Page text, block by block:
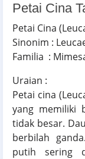
Petai Cina
Petai Cina
Sinonim :
Familia :
Uraian :
Petai cina
yang memiliki
tidak besar.
berbilah
putih sering